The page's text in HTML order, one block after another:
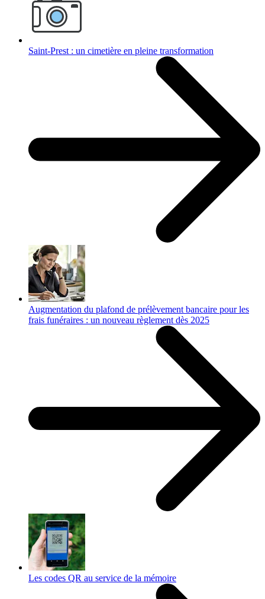
Saint-Prest : un cimetière en pleine transformation
Augmentation du plafond de prélèvement bancaire pour les
frais funéraires : un nouveau règlement dès 2025
Les codes QR au service de la mémoire